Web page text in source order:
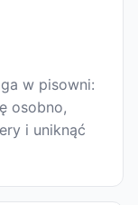
w pisowni:
osobno,
i uniknąć